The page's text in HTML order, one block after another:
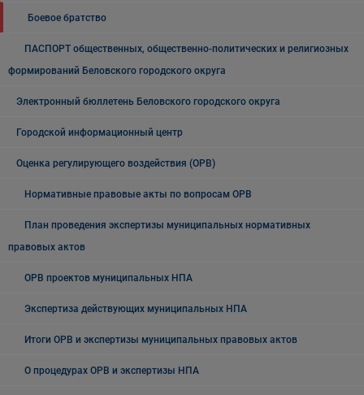
Боевое братство
ПАСПОРТ общественных, общественно-политических и религиозных
формирований Беловского городского округа
Электронный бюллетень Беловского городского округа
Городской информационный центр
Оценка регулирующего воздействия (ОРВ)
Нормативные правовые акты по вопросам ОРВ
План проведения экспертизы муниципальных нормативных
правовых актов
ОРВ проектов муниципальных НПА
Экспертиза действующих муниципальных НПА
Итоги ОРВ и экспертизы муниципальных правовых актов
О процедурах ОРВ и экспертизы НПА